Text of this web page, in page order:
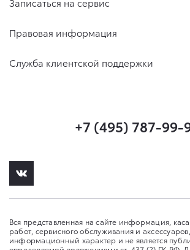
Правовая информация
Служба клиентской поддержки
+7 (495) 787-99-
Вся представленная на сайте информация,
работ, сервисного обслуживания и
информационный характер и не является